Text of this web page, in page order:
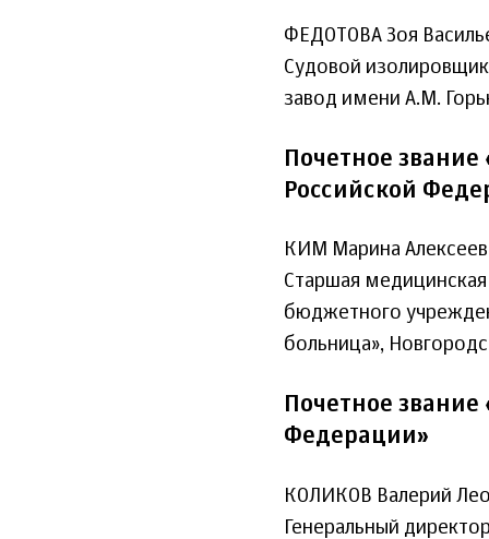
ФЕДОТОВА Зоя
Судовой
завод имени А.М.
Почетное
Российской
КИМ Марина
Старшая медицинская
бюджетного
больница»,
Почетное
Федерации»
КОЛИКОВ Валерий
Генеральный